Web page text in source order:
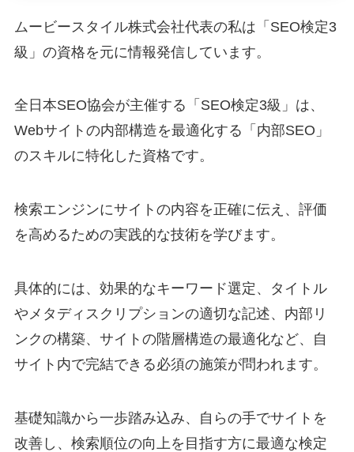
ムービースタイル株式会社代表の私は「SEO検定3
級」の資格を元に情報発信しています。
全日本SEO協会が主催する「SEO検定3級」は、
Webサイトの内部構造を最適化する「内部SEO」
のスキルに特化した資格です。
検索エンジンにサイトの内容を正確に伝え、評価
を高めるための実践的な技術を学びます。
具体的には、効果的なキーワード選定、タイトル
やメタディスクリプションの適切な記述、内部リ
ンクの構築、サイトの階層構造の最適化など、自
サイト内で完結できる必須の施策が問われます。
基礎知識から一歩踏み込み、自らの手でサイトを
改善し、検索順位の向上を目指す方に最適な検定